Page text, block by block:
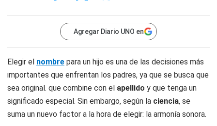
Agregar Diario UNO en
Elegir el nombre para un hijo es una de las decisiones más
importantes que enfrentan los padres, ya que se busca que
sea original. que combine con el apellido y que tenga un
significado especial. Sin embargo, según la ciencia, se
suma un nuevo factor a la hora de elegir: la armonía sonora.